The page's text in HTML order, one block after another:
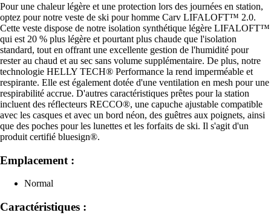
Pour une chaleur légère et une protection lors des journées en station,
optez pour notre veste de ski pour homme Carv LIFALOFT™ 2.0.
Cette veste dispose de notre isolation synthétique légère LIFALOFT™
qui est 20 % plus légère et pourtant plus chaude que l'isolation
standard, tout en offrant une excellente gestion de l'humidité pour
rester au chaud et au sec sans volume supplémentaire. De plus, notre
technologie HELLY TECH® Performance la rend imperméable et
respirante. Elle est également dotée d'une ventilation en mesh pour une
respirabilité accrue. D'autres caractéristiques prêtes pour la station
incluent des réflecteurs RECCO®, une capuche ajustable compatible
avec les casques et avec un bord néon, des guêtres aux poignets, ainsi
que des poches pour les lunettes et les forfaits de ski. Il s'agit d'un
produit certifié bluesign®.
Emplacement :
Normal
Caractéristiques :